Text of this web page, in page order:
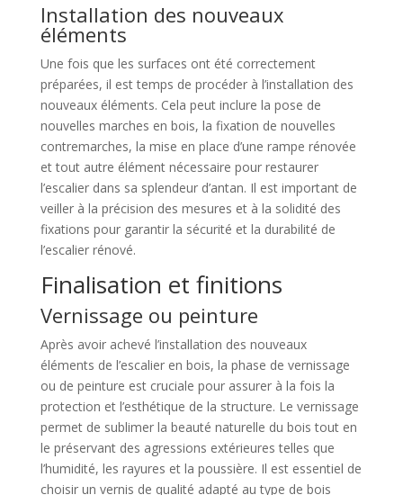
Installation des nouveaux
éléments
Une fois que les surfaces ont été correctement
préparées, il est temps de procéder à l’installation des
nouveaux éléments. Cela peut inclure la pose de
nouvelles marches en bois, la fixation de nouvelles
contremarches, la mise en place d’une rampe rénovée
et tout autre élément nécessaire pour restaurer
l’escalier dans sa splendeur d’antan. Il est important de
veiller à la précision des mesures et à la solidité des
fixations pour garantir la sécurité et la durabilité de
l’escalier rénové.
Finalisation et finitions
Vernissage ou peinture
Après avoir achevé l’installation des nouveaux
éléments de l’escalier en bois, la phase de vernissage
ou de peinture est cruciale pour assurer à la fois la
protection et l’esthétique de la structure. Le vernissage
permet de sublimer la beauté naturelle du bois tout en
le préservant des agressions extérieures telles que
l’humidité, les rayures et la poussière. Il est essentiel de
choisir un vernis de qualité adapté au type de bois